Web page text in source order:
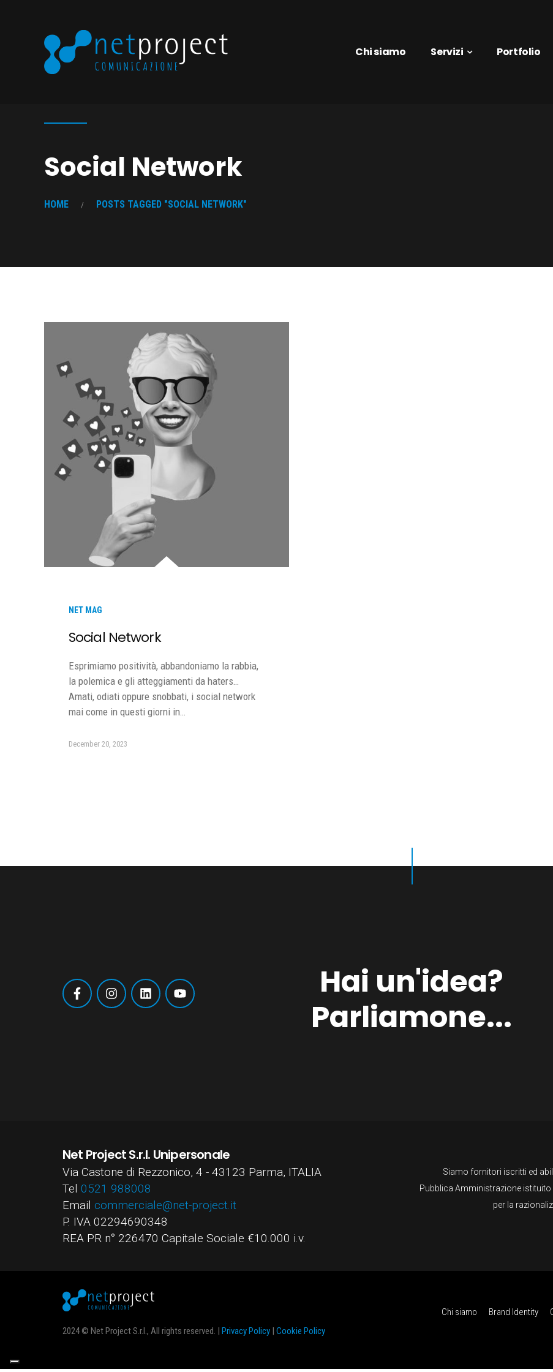
Chi siamo Servizi Portfolio
Social Network
HOME POSTS TAGGED "SOCIAL NETWORK"
NET MAG
Social Network
Esprimiamo positività, abbandoniamo la rabbia,
la polemica e gli atteggiamenti da haters…
Amati, odiati oppure snobbati, i social network
mai come in questi giorni in…
December 20, 2023
Hai un'idea?
Parliamone...
Net Project S.r.l. Unipersonale
Via Castone di Rezzonico, 4 - 43123 Parma, ITALIA
Tel 0521 988008
Email commerciale@net-project.it
P. IVA 02294690348
REA PR n° 226470 Capitale Sociale €10.000 i.v.
Siamo fornitori iscritti ed
Pubblica Amministrazione istituito
per la
2024 © Net Project S.r.l., All rights reserved. | Privacy Policy | Cookie Policy
Chi siamo Brand Identity